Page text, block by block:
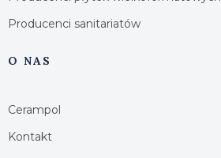
Producenci sanitariatów
O NAS
Cerampol
Kontakt